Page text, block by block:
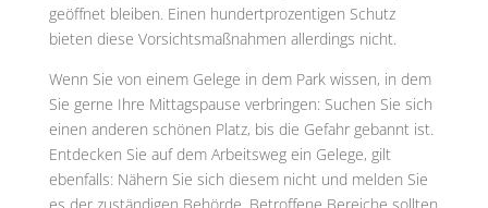
geöffnet bleiben. Einen hundertprozentigen Schutz
bieten diese Vorsichtsmaßnahmen allerdings nicht.
Wenn Sie von einem Gelege in dem Park wissen, in dem
Sie gerne Ihre Mittagspause verbringen: Suchen Sie sich
einen anderen schönen Platz, bis die Gefahr gebannt ist.
Entdecken Sie auf dem Arbeitsweg ein Gelege, gilt
ebenfalls: Nähern Sie sich diesem nicht und melden Sie